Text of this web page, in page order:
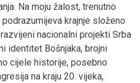
Na moju žalost, trenutno
krajnje složeno
nacionalni projekti Srba
identitet Bošnjaka, brojni
cijele historije, posebno
na kraju 20. vijeka,